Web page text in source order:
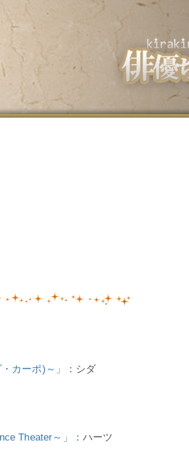
カーポ)～」 ：シダ
Theater～」 ：ハーツ